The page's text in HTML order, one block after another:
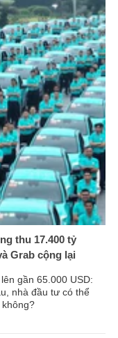
thu 17.400 tỷ
Grab cộng lại
gần 65.000 USD:
nhà đầu tư có thể